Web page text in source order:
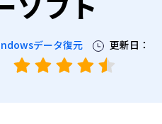
データ復元
更新日：